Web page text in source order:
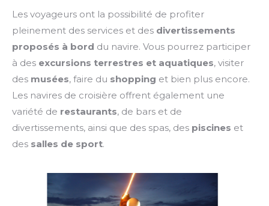
Les voyageurs ont la possibilité de profiter
pleinement des services et des divertissements
proposés à bord du navire. Vous pourrez participer
à des excursions terrestres et aquatiques, visiter
des musées, faire du shopping et bien plus encore.
Les navires de croisière offrent également une
variété de restaurants, de bars et de
divertissements, ainsi que des spas, des piscines et
des salles de sport.